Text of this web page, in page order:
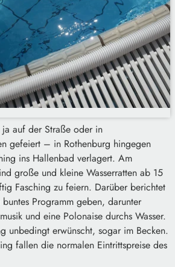
auf der Straße oder in
gefeiert – in Rothenburg hingegen
ins Hallenbad verlagert. Am
große und kleine Wasserratten ab 15
Fasching zu feiern. Darüber berichtet
Programm geben, darunter
und eine Polonaise durchs Wasser.
unbedingt erwünscht, sogar im Becken.
fallen die normalen Eintrittspreise des